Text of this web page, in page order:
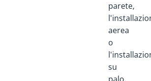
parete,
aerea
o
su